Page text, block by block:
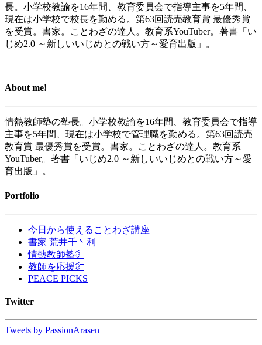
長。小学校教諭を16年間、教育委員会で指導主事を5年間、
現在は小学校で校長を勤める。第63回読売教育賞 最優秀賞
を受賞。書家。ことわざの達人。教育系YouTuber。著書「い
じめ2.0 ～新しいいじめとの戦い方～愛育出版」。
About me!
情熱教師塾の塾長。小学校教諭を16年間、教育委員会で指導
主事を5年間、現在は小学校で管理職を勤める。第63回読売
教育賞 最優秀賞を受賞。書家。ことわざの達人。教育系
YouTuber。著書「いじめ2.0 ～新しいいじめとの戦い方～愛
育出版」。
Portfolio
今日から使えることわざ講座
書家 荒井千丶利
情熱教師塾㌻
教師を応援㌻
PEACE PICKS
Twitter
Tweets by PassionArasen